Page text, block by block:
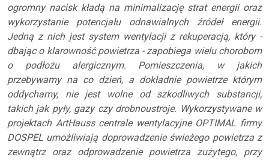
ogromny nacisk kładą na minimalizację strat energii oraz
wykorzystanie potencjału odnawialnych źródeł energii.
Jedną z nich jest system wentylacji z rekuperacją, który -
dbając o klarowność powietrza - zapobiega wielu chorobom
o podłożu alergicznym. Pomieszczenia, w jakich
przebywamy na co dzień, a dokładnie powietrze którym
oddychamy, nie jest wolne od szkodliwych substancji,
takich jak pyły, gazy czy drobnoustroje. Wykorzystywane w
projektach ArtHauss centrale wentylacyjne OPTIMAL firmy
DOSPEL umożliwiają doprowadzenie świeżego powietrza z
zewnątrz oraz odprowadzenie powietrza zużytego, przy